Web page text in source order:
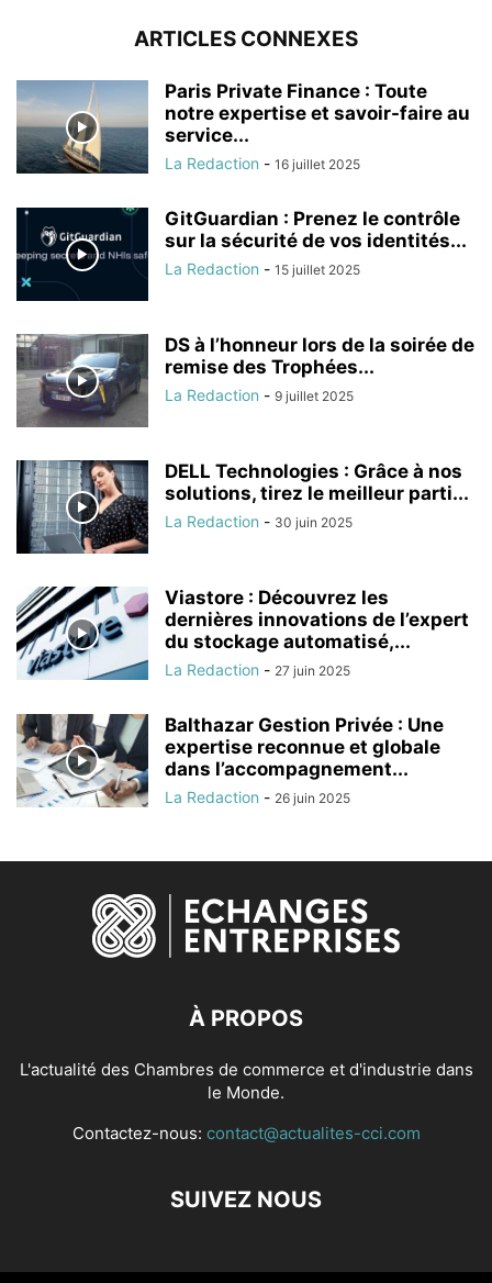
ARTICLES CONNEXES
Paris Private Finance : Toute
notre expertise et savoir-faire au
service...
La Redaction - 16 juillet 2025
GitGuardian : Prenez le contrôle
sur la sécurité de vos identités...
La Redaction - 15 juillet 2025
DS à l’honneur lors de la soirée de
remise des Trophées...
La Redaction - 9 juillet 2025
DELL Technologies : Grâce à nos
solutions, tirez le meilleur parti...
La Redaction - 30 juin 2025
Viastore : Découvrez les
dernières innovations de l’expert
du stockage automatisé,...
La Redaction - 27 juin 2025
Balthazar Gestion Privée : Une
expertise reconnue et globale
dans l’accompagnement...
La Redaction - 26 juin 2025
À PROPOS
L'actualité des Chambres de commerce et d'industrie dans
le Monde.
Contactez-nous: contact@actualites-cci.com
SUIVEZ NOUS